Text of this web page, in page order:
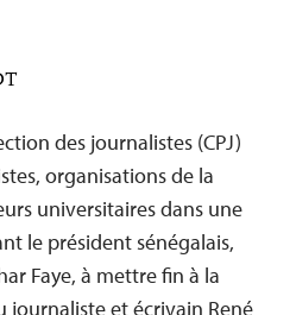
des journalistes (CPJ)
organisations de la
universitaires dans une
le président sénégalais,
Faye, à mettre fin à la
et écrivain René